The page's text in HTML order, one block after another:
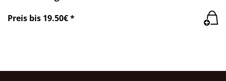
Preis bis 19.50€ *